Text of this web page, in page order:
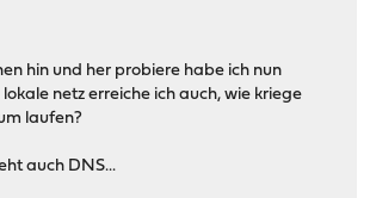
hin und her probiere habe ich nun
netz erreiche ich auch, wie kriege
laufen?
auch DNS...